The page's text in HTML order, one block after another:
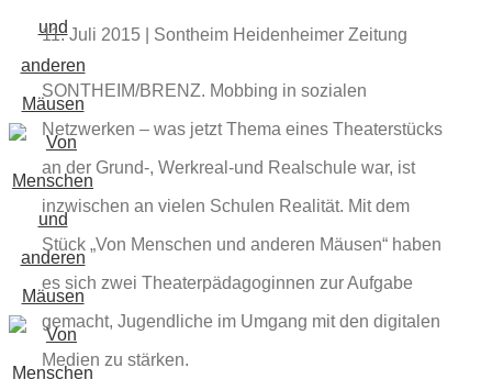
11. Juli 2015 | Sontheim Heidenheimer Zeitung
SONTHEIM/BRENZ. Mobbing in sozialen
Netzwerken – was jetzt Thema eines Theaterstücks
an der Grund-, Werkreal-und Realschule war, ist
inzwischen an vielen Schulen Realität. Mit dem
Stück „Von Menschen und anderen Mäusen“ haben
es sich zwei Theaterpädagoginnen zur Aufgabe
gemacht, Jugendliche im Umgang mit den digitalen
Medien zu stärken.